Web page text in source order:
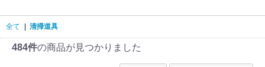
全て 清掃道具
484件の商品が見つかりました